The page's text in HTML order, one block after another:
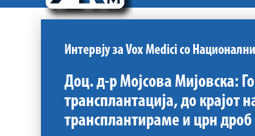
Интервју за Vox Medici со
Доц. д-р Мојсова Мијовска:
трансплантација, до крајот
трансплантираме и црн дроб